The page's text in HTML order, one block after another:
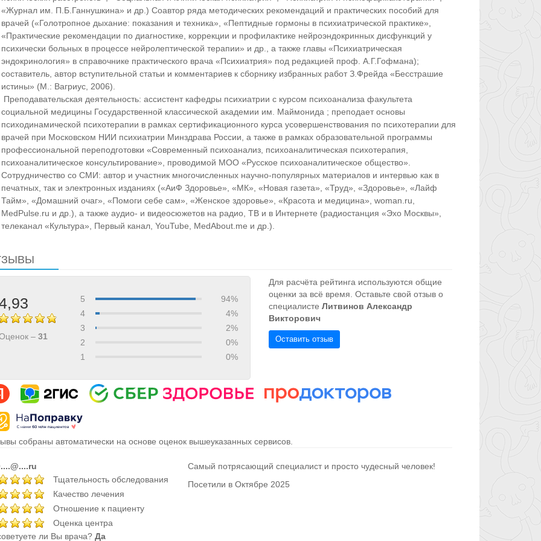
«Журнал им. П.Б.Ганнушкина» и др.) Соавтор ряда методических рекомендаций и практических пособий для
врачей («Голотропное дыхание: показания и техника», «Пептидные гормоны в психиатрической практике»,
«Практические рекомендации по диагностике, коррекции и профилактике нейроэндокринных дисфункций у
психически больных в процессе нейролептической терапии» и др., а также главы «Психиатрическая
эндокринология» в справочнике практического врача «Психиатрия» под редакцией проф. А.Г.Гофмана);
составитель, автор вступительной статьи и комментариев к сборнику избранных работ З.Фрейда «Бесстрашие
истины» (М.: Вагриус, 2006).
Преподавательская деятельность: ассистент кафедры психиатрии с курсом психоанализа факультета
социальной медицины Государственной классической академии им. Маймонида ; преподает основы
психодинамической психотерапии в рамках сертификационного курса усовершенствования по психотерапии для
врачей при Московском НИИ психиатрии Минздрава России, а также в рамках образовательной программы
профессиональной переподготовки «Современный психоанализ, психоаналитическая психотерапия,
психоаналитическое консультирование», проводимой МОО «Русское психоаналитическое общество».
Сотрудничество со СМИ: автор и участник многочисленных научно-популярных материалов и интервью как в
печатных, так и электронных изданиях («АиФ Здоровье», «МК», «Новая газета», «Труд», «Здоровье», «Лайф
Тайм», «Домашний очаг», «Помоги себе сам», «Женское здоровье», «Красота и медицина», woman.ru,
MedPulse.ru и др.), а также аудио- и видеосюжетов на радио, ТВ и в Интернете (радиостанция «Эхо Москвы»,
телеканал «Культура», Первый канал, YouTube, MedAbout.me и др.).
– 31
5
94%
4
4%
3
2%
2
0%
1
0%
Для расчёта рейтинга используются общие
оценки за всё время. Оставьте свой отзыв о
специалисте Литвинов Александр
Викторович
Оставить отзыв
собраны автоматически на основе оценок вышеуказанных сервисов.
Тщательность обследования
Качество лечения
Отношение к пациенту
Оценка центра
ли Вы врача? Да
Самый потрясающий специалист и просто чудесный человек!
Посетили в Октябре 2025